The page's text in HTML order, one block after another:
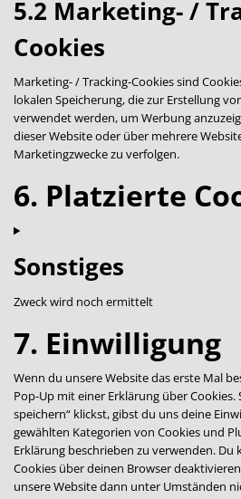
5.2 Marketing- /
Cookies
Marketing- / Tracking-Cookies sind
lokalen Speicherung, die zur Erstellung
verwendet werden, um Werbung
dieser Website oder über mehrere
Marketingzwecke zu verfolgen.
6. Platzierte
Sonstiges
Zweck wird noch ermittelt
Consent
to
service
sonstiges
7. Einwilligung
Wenn du unsere Website das erste Mal
Pop-Up mit einer Erklärung über Cookies.
speichern“ klickst, gibst du uns deine
gewählten Kategorien von Cookies und
Erklärung beschrieben zu verwenden.
Cookies über deinen Browser
unsere Website dann unter Umständen